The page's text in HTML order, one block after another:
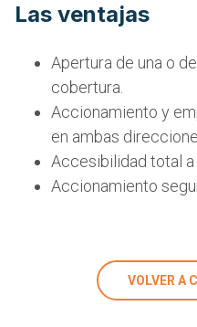
Las ventajas
Apertura de una o
cobertura.
Accionamiento y
en ambas
Accesibilidad total a
Accionamiento
VOLVER A